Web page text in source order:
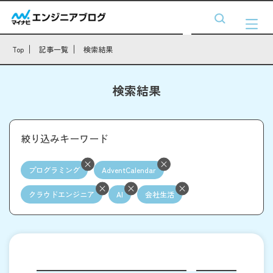
Top 記事一覧 検索結果
検索結果
絞り込みキーワード
プログラミング AdventCalendar
クラウドエンジニア AI 会社生活